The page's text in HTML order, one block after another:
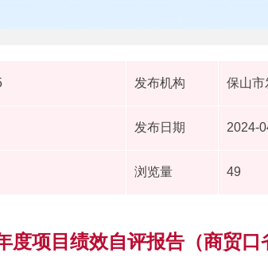
发布机构 保山市
发布日期 2024-
浏览量 49
度项目绩效自评报告（商贸口